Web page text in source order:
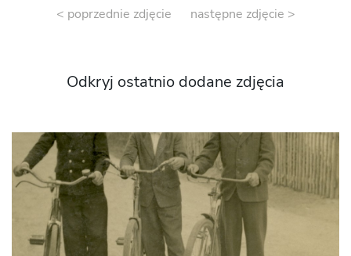
< poprzednie zdjęcie następne zdjęcie >
Odkryj ostatnio dodane zdjęcia